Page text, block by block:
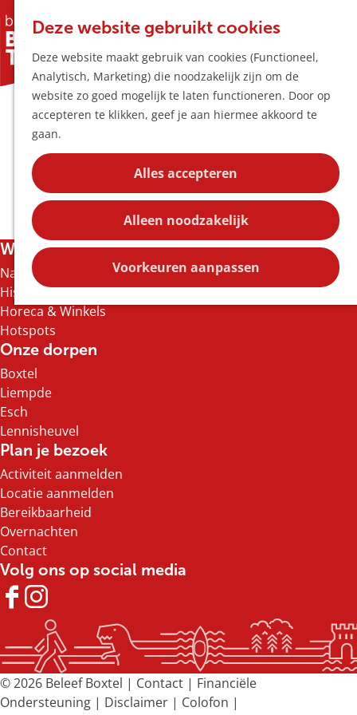
Deze website gebruikt cookies
Deze website maakt gebruik van cookies (Functioneel,
Analytisch, Marketing) die noodzakelijk zijn om de
website zo goed mogelijk te laten functioneren. Door op
accepteren te klikken, geef je aan hiermee akkoord te
gaan.
Alles accepteren
Alleen noodzakelijk
Voorkeuren aanpassen
h
o
m
e
p
a
e
K
a
r
t
Z
e
k
e
n
e
n
u
Hotspots
Uitagenda
Plan je bezoek
Bereikbaarheid
Overnachten
Kortingen
Blog
Contact
cadeaukaart
Wat te doen
Natuur
Historie & Cultuur
Horeca & Winkels
Hotspots
Onze dorpen
Boxtel
Liempde
Esch
Lennisheuvel
Plan je bezoek
Activiteit aanmelden
Locatie aanmelden
Bereikbaarheid
Overnachten
Contact
Volg ons op social media
F
c
e
b
o
I
s
t
a
g
© 2026 Beleef Boxtel | Contact | Financiële
Ondersteuning | Disclaimer | Colofon |